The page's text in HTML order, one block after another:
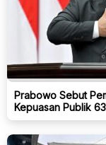
Prabowo Sebut
Kepuasan Publik